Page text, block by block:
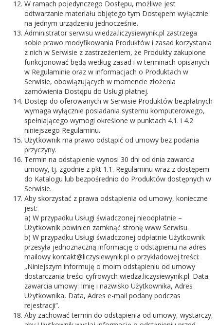
W ramach pojedynczego Dostępu, możliwe jest
odtwarzanie materiału objętego tym Dostępem wyłącznie
na jednym urządzeniu jednocześnie.
Administrator serwisu wiedza.liczysiewynik.pl zastrzega
sobie prawo modyfikowania Produktów i zasad korzystania
z nich w Serwisie z zastrzeżeniem, że Produkty zakupione
funkcjonować będą według zasad i w terminach opisanych
w Regulaminie oraz w informacjach o Produktach w
Serwisie, obowiązujących w momencie złożenia
zamówienia Dostępu do Usługi płatnej.
Dostęp do oferowanych w Serwisie Produktów bezpłatnych
wymaga wyłącznie posiadania systemu komputerowego,
spełniającego wymogi określone w punktach 4.1. i 4.2
niniejszego Regulaminu.
Użytkownik ma prawo odstąpić od umowy bez podania
przyczyny.
Termin na odstąpienie wynosi 30 dni od dnia zawarcia
umowy, tj. zgodnie z pkt 1.1. Regulaminu wraz z dostępem
do Katalogu lub bezpośrednio do Produktów dostępnych w
Serwisie.
Aby skorzystać z prawa odstąpienia od umowy, konieczne
jest:
a) W przypadku Usługi świadczonej nieodpłatnie –
Użytkownik powinien zamknąć stronę www Serwisu.
b) W przypadku Usługi świadczonej odpłatnie Użytkownik
przesyła jednoznaczną informację o odstąpieniu na adres
mailowy kontakt@liczysiewynik.pl o przykładowej treści:
„Niniejszym informuję o moim odstąpieniu od umowy
dostarczania treści cyfrowych wiedza.liczysiewynik.pl. Data
zawarcia umowy: Imię i nazwisko Użytkownika, Adres
Użytkownika, Data, Adres e-mail podany podczas
rejestracji”.
Aby zachować termin do odstąpienia od umowy, wystarczy,